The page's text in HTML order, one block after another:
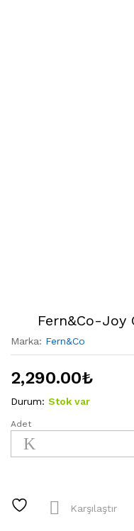
Fern&Co-Joy
Marka: Fern&Co
2,290.00₺
Durum: Stok var
Fern&Co-
Joy
Collection
quantity
Adet
Karşılaştır